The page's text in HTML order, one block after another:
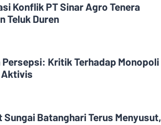
Konflik PT Sinar Agro Tenera
Teluk Duren
Persepsi: Kritik Terhadap Monopoli
Aktivis
Batanghari Terus Menyusut,